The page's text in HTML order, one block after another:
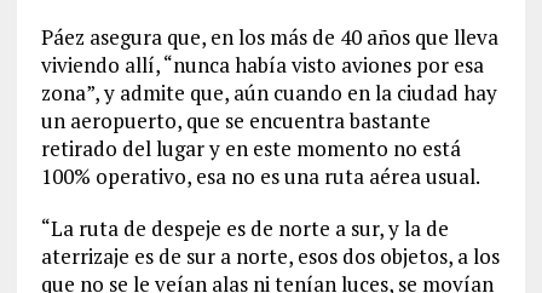
Páez asegura que, en los más de 40 años que lleva
viviendo allí, “nunca había visto aviones por esa
zona”, y admite que, aún cuando en la ciudad hay
un aeropuerto, que se encuentra bastante
retirado del lugar y en este momento no está
100% operativo, esa no es una ruta aérea usual.
“La ruta de despeje es de norte a sur, y la de
aterrizaje es de sur a norte, esos dos objetos, a los
que no se le veían alas ni tenían luces, se movían